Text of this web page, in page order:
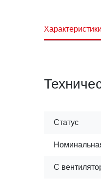
Характеристики
Статус
С